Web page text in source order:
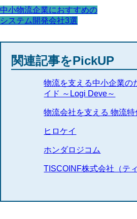
中小物流企業におすすめの
システム開発会社3選
関連記事をPickUP
物流を支える中小企業の
イド ～Logi Deve～
物流会社を支える 物流
ヒロケイ
ホンダロジコム
TISCOINF株式会社（テ